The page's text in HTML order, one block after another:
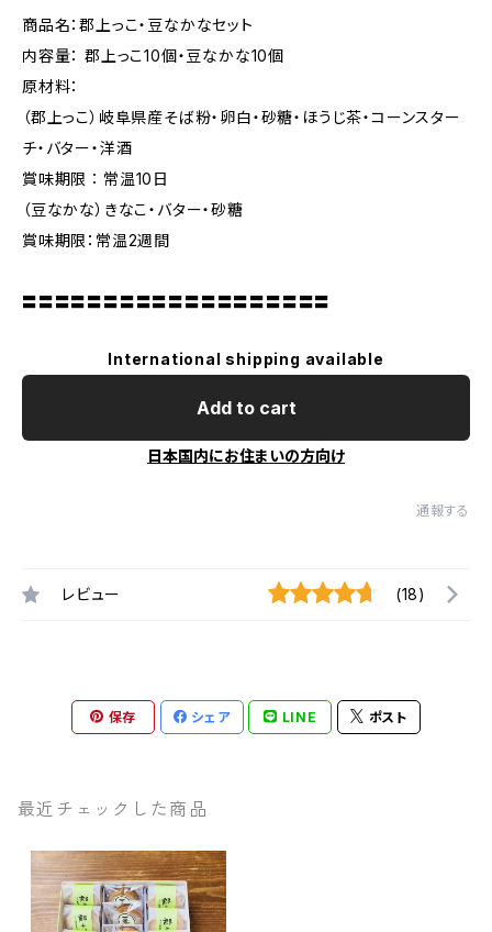
商品名：郡上っこ・豆なかなセット
内容量： 郡上っこ10個・豆なかな10個
原材料：
（郡上っこ）岐阜県産そば粉・卵白・砂糖・ほうじ茶・コーンスター
チ・バター・洋酒
賞味期限∶常温10日
（豆なかな）きなこ・バター・砂糖
賞味期限：常温2週間
〓〓〓〓〓〓〓〓〓〓〓〓〓〓〓〓〓〓〓
International shipping available
Add to cart
日本国内にお住まいの方向け
通報する
レビュー (18)
保存 シェア LINE ポスト
最近チェックした商品